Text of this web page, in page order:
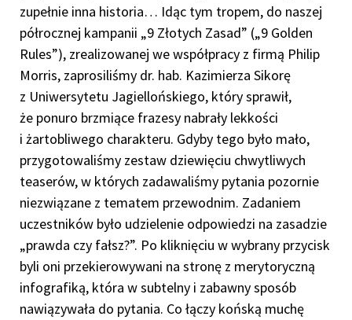
zupełnie inna historia… Idąc tym tropem, do naszej
półrocznej kampanii „9 Złotych Zasad” („9 Golden
Rules”), zrealizowanej we współpracy z firmą Philip
Morris, zaprosiliśmy dr. hab. Kazimierza Sikorę
z Uniwersytetu Jagiellońskiego, który sprawił,
że ponuro brzmiące frazesy nabrały lekkości
i żartobliwego charakteru. Gdyby tego było mało,
przygotowaliśmy zestaw dziewięciu chwytliwych
teaserów, w których zadawaliśmy pytania pozornie
niezwiązane z tematem przewodnim. Zadaniem
uczestników było udzielenie odpowiedzi na zasadzie
„prawda czy fałsz?”. Po kliknięciu w wybrany przycisk
byli oni przekierowywani na stronę z merytoryczną
infografiką, która w subtelny i zabawny sposób
nawiązywała do pytania. Co łączy końską muchę